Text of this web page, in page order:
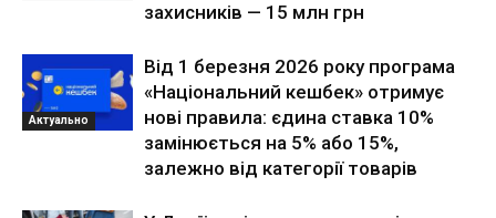
захисників — 15 млн грн
Актуально
Від 1 березня 2026 року програма
«Національний кешбек» отримує
нові правила: єдина ставка 10%
замінюється на 5% або 15%,
залежно від категорії товарів